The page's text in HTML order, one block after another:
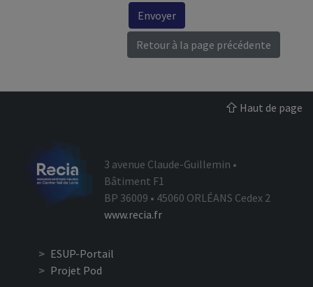
Envoyer
Retour à la page précédente
Haut de page
3 avenue Claude-Guillemin •
Bâtiment F1
BP 36009 • 45060 ORLÉANS Cedex 2
www.recia.fr
ESUP-Portail
Projet Pod